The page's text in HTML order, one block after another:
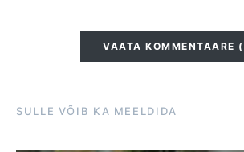
VAATA KOMMENTAARE
SULLE VÕIB KA MEELDIDA